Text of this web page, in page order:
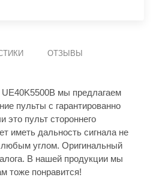
ОТЗЫВЫ
мы предлагаем
пульты с гарантированно
это пульт стороннего
иметь дальность сигнала не
любым углом. Оригинальный
В нашей продукции мы
тоже понравится!